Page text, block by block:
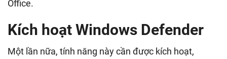
Office.
Kích hoạt Windows Defender
Một lần nữa, tính năng này cần được kích hoạt,